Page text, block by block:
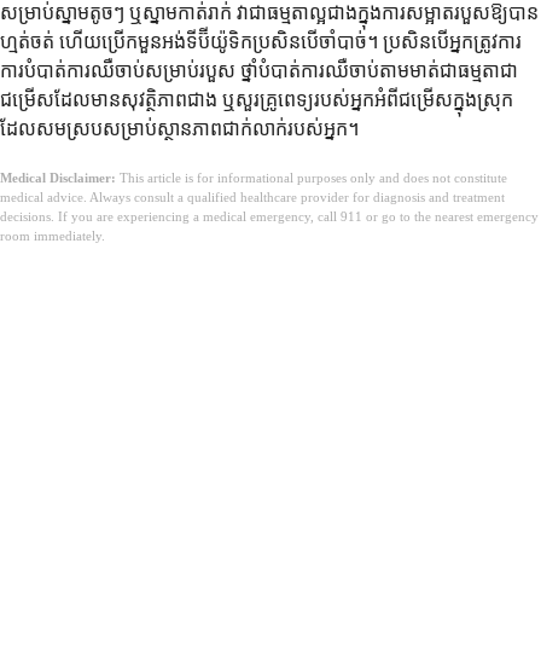
សម្រាប់ស្នាមតូចៗ ឬស្នាមកាត់រាក់ វាជាធម្មតាល្អជាងក្នុងការសម្អាតរបួសឱ្យបាន
ហ្មត់ចត់ ហើយប្រើកមួនអង់ទីប៊ីយ៉ូទិកប្រសិនបើចាំបាច់។ ប្រសិនបើអ្នកត្រូវការ
ការបំបាត់ការឈឺចាប់សម្រាប់របួស ថ្នាំបំបាត់ការឈឺចាប់តាមមាត់ជាធម្មតាជា
ជម្រើសដែលមានសុវត្ថិភាពជាង ឬសួរគ្រូពេទ្យរបស់អ្នកអំពីជម្រើសក្នុងស្រុក
ដែលសមស្របសម្រាប់ស្ថានភាពជាក់លាក់របស់អ្នក។
Medical Disclaimer: This article is for informational purposes only and does not constitute
medical advice. Always consult a qualified healthcare provider for diagnosis and treatment
decisions. If you are experiencing a medical emergency, call 911 or go to the nearest emergency
room immediately.